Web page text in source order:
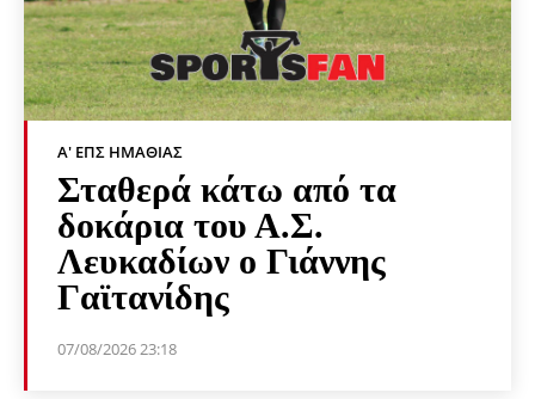
Α' ΕΠΣ ΗΜΑΘΊΑΣ
Σταθερά κάτω από τα
δοκάρια του Α.Σ.
Λευκαδίων ο Γιάννης
Γαϊτανίδης
07/08/2026 23:18